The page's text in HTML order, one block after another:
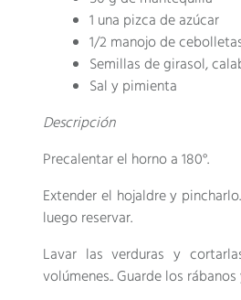
1 una pizca de azúcar
1/2 manojo de
Semillas de girasol,
Sal y pimienta
Descripción
Precalentar el horno a 180°.
Extender el hojaldre y
luego reservar.
Lavar las verduras y
volúmenes.. Guarde los